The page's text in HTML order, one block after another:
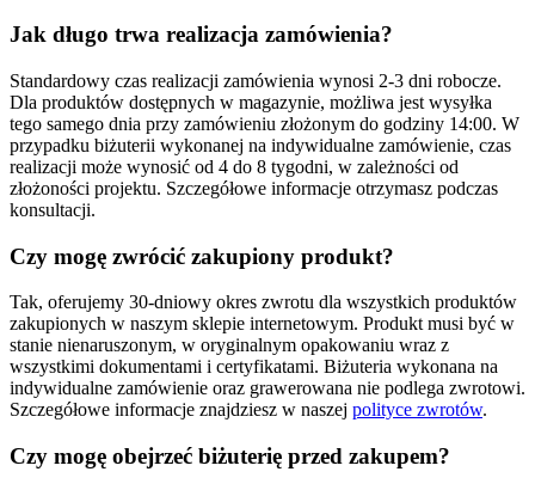
Jak długo trwa realizacja zamówienia?
Standardowy czas realizacji zamówienia wynosi 2-3 dni robocze.
Dla produktów dostępnych w magazynie, możliwa jest wysyłka
tego samego dnia przy zamówieniu złożonym do godziny 14:00. W
przypadku biżuterii wykonanej na indywidualne zamówienie, czas
realizacji może wynosić od 4 do 8 tygodni, w zależności od
złożoności projektu. Szczegółowe informacje otrzymasz podczas
konsultacji.
Czy mogę zwrócić zakupiony produkt?
Tak, oferujemy 30-dniowy okres zwrotu dla wszystkich produktów
zakupionych w naszym sklepie internetowym. Produkt musi być w
stanie nienaruszonym, w oryginalnym opakowaniu wraz z
wszystkimi dokumentami i certyfikatami. Biżuteria wykonana na
indywidualne zamówienie oraz grawerowana nie podlega zwrotowi.
Szczegółowe informacje znajdziesz w naszej polityce zwrotów.
Czy mogę obejrzeć biżuterię przed zakupem?